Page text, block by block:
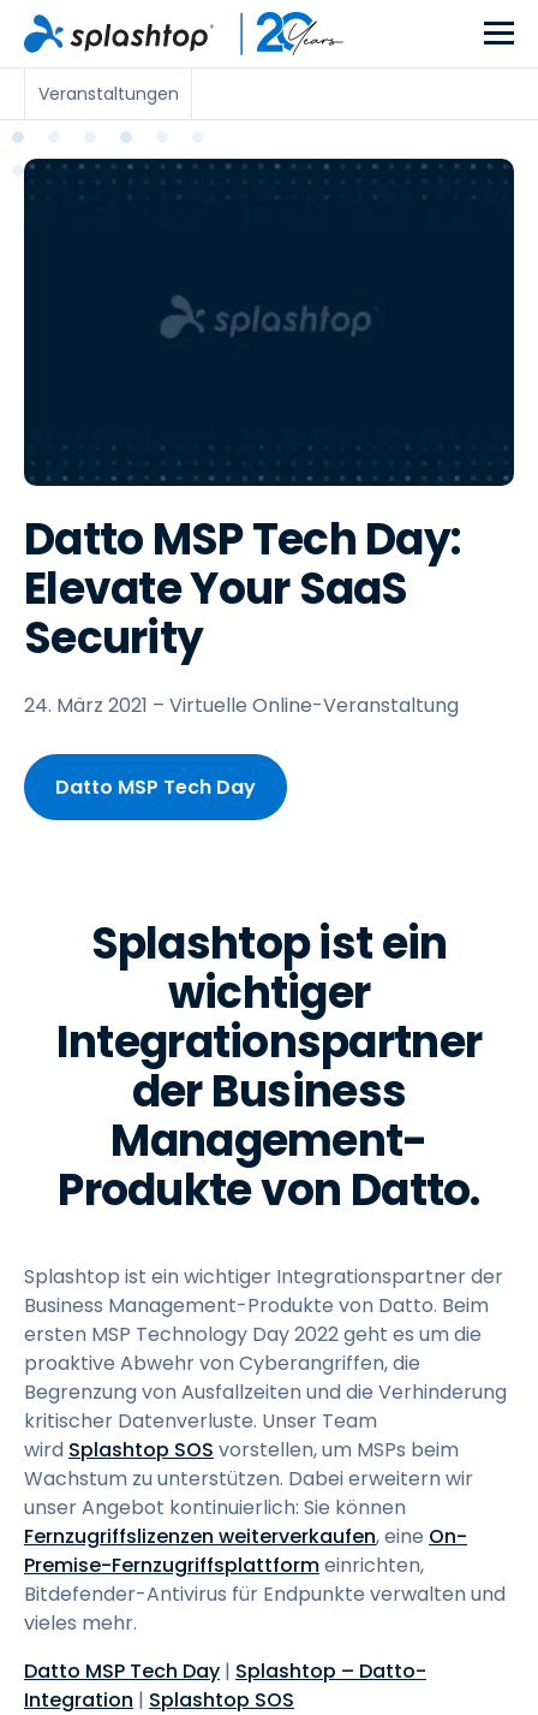
Veranstaltungen
Datto MSP Tech Day:
Elevate Your SaaS
Security
24. März 2021 – Virtuelle Online-Veranstaltung
Datto MSP Tech Day
Splashtop ist ein
wichtiger
Integrationspartner
der Business
Management-
Produkte von Datto.
Splashtop ist ein wichtiger Integrationspartner der
Business Management-Produkte von Datto. Beim
ersten MSP Technology Day 2022 geht es um die
proaktive Abwehr von Cyberangriffen, die
Begrenzung von Ausfallzeiten und die Verhinderung
kritischer Datenverluste. Unser Team
wird Splashtop SOS vorstellen, um MSPs beim
Wachstum zu unterstützen. Dabei erweitern wir
unser Angebot kontinuierlich: Sie können
Fernzugriffslizenzen weiterverkaufen, eine On-
Premise-Fernzugriffsplattformeinrichten,
Bitdefender-Antivirus für Endpunkte verwalten und
vieles mehr.
Datto MSP Tech Day | Splashtop – Datto-
Integration | Splashtop SOS